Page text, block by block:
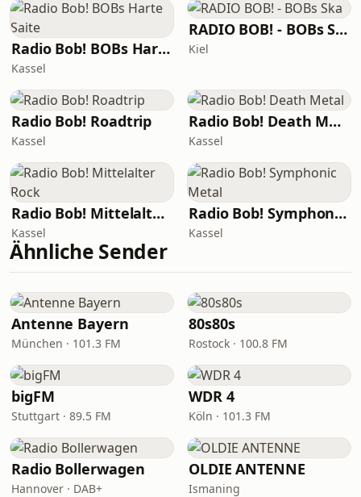
Radio Bob! BOBs Harte Saite
Kassel
RADIO BOB! - BOBs Ska
Kiel
Radio Bob! Roadtrip
Kassel
Radio Bob! Death Metal
Kassel
Radio Bob! Mittelalter Rock
Kassel
Radio Bob! Symphonic Metal
Kassel
Ähnliche Sender
Antenne Bayern
München · 101.3 FM
80s80s
Rostock · 100.8 FM
bigFM
Stuttgart · 89.5 FM
WDR 4
Köln · 101.3 FM
Radio Bollerwagen
Hannover · DAB+
OLDIE ANTENNE
Ismaning